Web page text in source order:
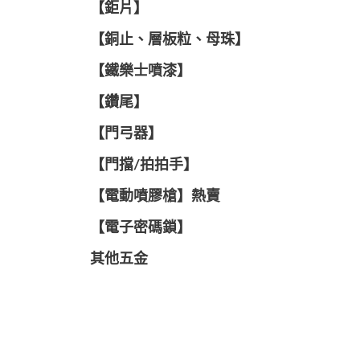
【鉅片】
【銅止、層板粒、母珠】
【鐵樂士噴漆】
【鑽尾】
【門弓器】
【門擋/拍拍手】
【電動噴膠槍】熱賣
【電子密碼鎖】
其他五金